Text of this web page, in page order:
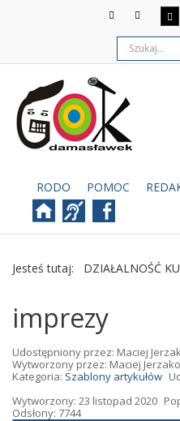
RODO POMOC
Jesteś tutaj: DZIAŁALNOŚĆ
imprezy
Udostępniony przez: Maciej
Wytworzony przez: Maciej
Kategoria: Szablony artykułów
Wytworzony: 23 listopad 2020
Odsłony: 7744